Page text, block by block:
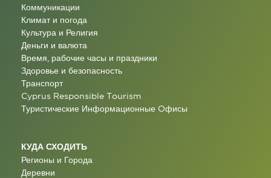
Коммуникации
Климат и погода
Культура и Религия
Деньги и валюта
Время, рабочие часы и праздники
Здоровье и безопасность
Транспорт
Cyprus Responsible Tourism
Туристические Информационные Oфисы
КУДА СХОДИТЬ
Регионы и Города
Деревни